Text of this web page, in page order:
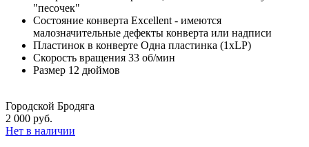
"песочек"
Состояние конверта Excellent - имеются
малозначительные дефекты конверта или надписи
Пластинок в конверте Одна пластинка (1xLP)
Скорость вращения 33 об/мин
Размер 12 дюймов
Городской Бродяга
2 000 руб.
Нет в наличии